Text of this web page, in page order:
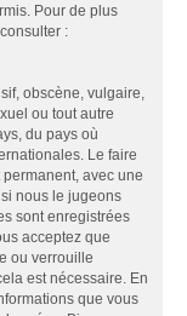
Pour de plus
:
obscène, vulgaire,
ou tout autre
du pays où
Le faire
avec une
nous le jugeons
sont enregistrées
acceptez que
ou verrouille
est nécessaire. En
que vous